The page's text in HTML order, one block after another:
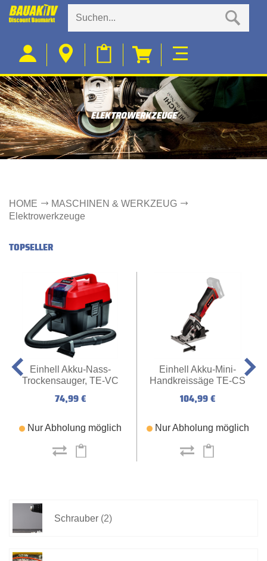
ELEKTROWERKZEUGE
HOME
MASCHINEN & WERKZEUG
Elektrowerkzeuge
TOPSELLER
Einhell Akku-Nass-
Trockensauger, TE-VC
74,99 €
Nur Abholung möglich
Einhell Akku-Mini-
Handkreissäge TE-CS
104,99 €
Nur Abholung möglich
Schrauber (2)